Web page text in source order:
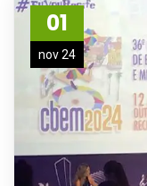
01
nov 24